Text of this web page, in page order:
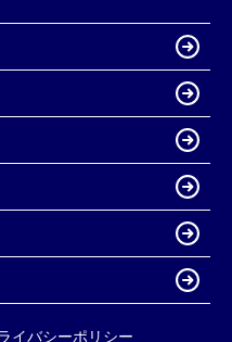
イバシーポリシー